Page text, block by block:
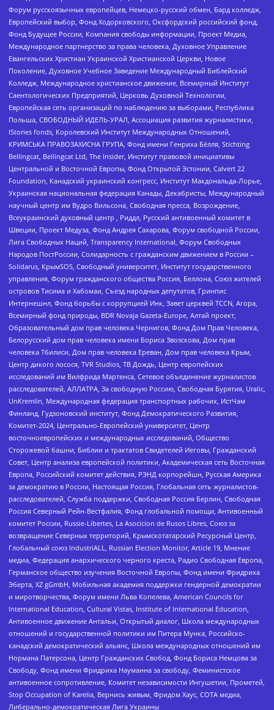
Форум русскоязычных европейцев, Немецко-русский обмен, Бард колледж,
Европейский выбор, Фонд Ходорковского, Оксфордский российский фонд,
Фонд Будущее России, Компания свободы информации, Проект Медиа,
Международное партнерство за права человека, Духовное Управление
Евангельских Христиан Украинской Христианской Церкви, Новое
Поколение, Духовное Учебное Заведение Международный Библейский
Колледж, Международное христианское движение, Всемирный Институт
Саентологических Предприятий, Церковь Духовной Технологии,
Европейская сеть организаций по наблюдению за выборами, Республика
Польша, СВОБОДНЫЙ ИДЕЛЬ-УРАЛ, Ассоциация развития журналистики,
IStories fonds, Королевский Институт Международных Отношений,
КРИМСЬКА ПРАВОЗАХИСНА ГРУПА, Фонд имени Генриха Бёлля, Stichting
Bellingcat, Bellingcat Ltd, The Insider, Институт правовой инициативы
Центральной и Восточной Европы, Фонд Открытой Эстонии, Calvert 22
Foundation, Канадский украинский конгресс, Институт Макдональда-Лорье,
Украинская национальная федерация Канады, Декабристы, Международный
научный центр им Вудро Вильсона, Свободная пресса, Возрождение,
Всеукраинский духовный центр , Риддл, Русский антивоенный комитет в
Швеции, Проект Медуза, Фонд Андрея Сахарова, Форум свободной России,
Лига Свободных Наций, Transparеncy International, Форум Свободных
Народов ПостРоссии, Солидарность с гражданским движением в России –
Solidarus, КрымSOS, Свободный университет, Институт государственного
управления, Форум гражданского общества Россия, Беллона, Союз жителей
островов Тисима и Хабомаи, Съезд народных депутатов, Гринпис
Интернешнл, Фонд борьбы с коррупцией Инк, Завет церквей TCCN, Агора,
Всемирный фонд природы, BDR Novaja Gazeta-Europe, Алтай проект,
Образовательный дом прав человека Чернигов, Фонд Дом Прав Человека,
Белорусский дом прав человека имени Бориса Звозскова, Дом прав
человека Тбилиси, Дом прав человека Ереван, Дом прав человека Крым,
Центр дикого лосося, TVR Studios, ТВ Дождь, Центр европейских
исследований им Вилфрида Мартенса, Сетевое объединение журналистов
расследователей, АЛЛАТРА, За свободную Россию, Свободная Бурятия, Uralic,
UnKremlin, Международная федерация транспортных рабочих, ИстЧам
Финланд, Гудзоновский институт, Фонд Демократического Развития,
Комитет-2024, Центрально-Европейский университет, Центр
восточноевропейских и международных исследований, Общество
Сторожевой башни, Библии и трактатов Свидетелей Иеговы, Гражданский
Совет, Центр анализа европейской политики, Академическая сеть Восточная
Европа, Российский комитет действия, РЭНД корпорейшн, Русская Америка
за демократию в России, Настоящая Россия, Глобальная сеть журналистов-
расследователей, Служба поддержки, Свободная Россия Берлин, Свободная
Россия Северный Рейн-Вестфалия, Фонд глобальной помощи, Антивоенный
комитет России, Russie-Libertes, La Asocicion de Rusos Libres, Союз за
возвращение Северных территорий, Крымскотатарский Ресурсный Центр,
Глобальный союз IndustriALL, Russian Election Monitor, Article 19, Мнение
медиа, Федерация анархического черного креста, Радио Свободная Европа,
Германское общество изучения Восточной Европы, Фонд имени Фридриха
Эберта, XZ gGmbH, Мобильная академия поддержки гендерной демократии
и миротворчества, Форум имени Льва Копелева, American Councils for
International Education, Cultural Vistas, Institute of International Education,
Антивоенное движение Антальи, Открытый диалог, Школа международных
отношений и государственной политики им Питера Мунка, Российско-
канадский демократический альянс, Школа международных отношений им
Нормана Патерсона, Центр Гражданских Свобод, Фонд Бориса Немцова за
Свободу, Фонд имени Фридриха Науманна за свободу, Феминистское
антивоенное сопротивление, Комитет независимости Ингушетии, Прометей,
Stop Occupation of Karelia, Вернись живым, Фридом Хаус, СОТА медиа,
Либерально-демократическая Лига Украины